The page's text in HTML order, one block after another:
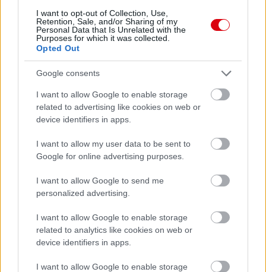
I want to opt-out of Collection, Use,
Retention, Sale, and/or Sharing of my
Personal Data that Is Unrelated with the
Purposes for which it was collected.
Opted Out
Google consents
I want to allow Google to enable storage
related to advertising like cookies on web or
device identifiers in apps.
I want to allow my user data to be sent to
Google for online advertising purposes.
I want to allow Google to send me
personalized advertising.
I want to allow Google to enable storage
related to analytics like cookies on web or
device identifiers in apps.
I want to allow Google to enable storage
ELŐZŐ MÉRKŐZÉSEK
Támogatás
Támogasd adományoddal
a ManUtdFanatics.hu működését!
Kapcsolódó hírek
AKADÉMIAI CSAPAT